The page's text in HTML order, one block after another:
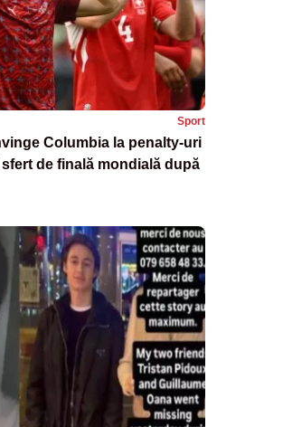
Sport
Columbia la penalty-uri
de finală mondială după